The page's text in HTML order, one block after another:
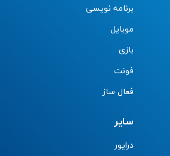
برنامه نویسی
موبایل
بازی
فونت
فعال ساز
سایر
درایور